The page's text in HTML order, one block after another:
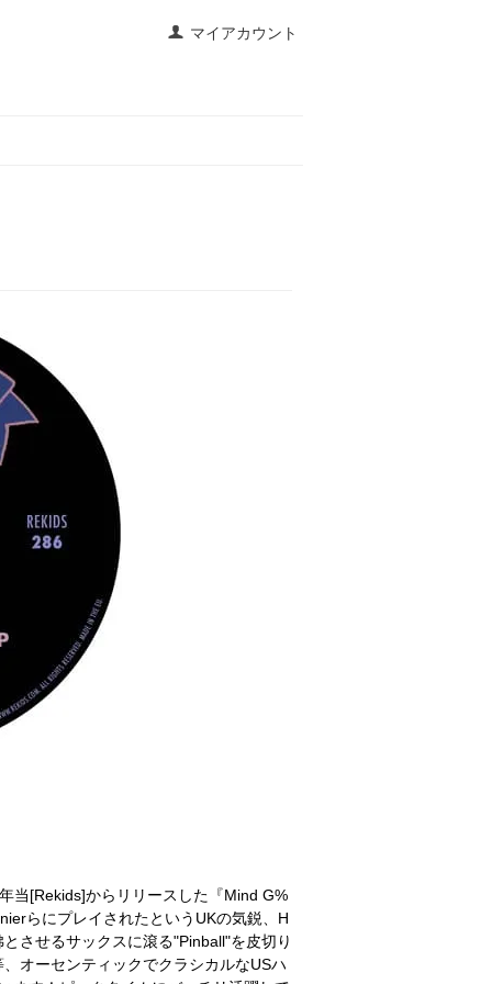
マイアカウント
当[Rekids]からリリースした『Mind G%
らにプレイされたというUKの気鋭、H
させるサックスに滾る"Pinball"を皮切り
オーセンティックでクラシカルなUSハ